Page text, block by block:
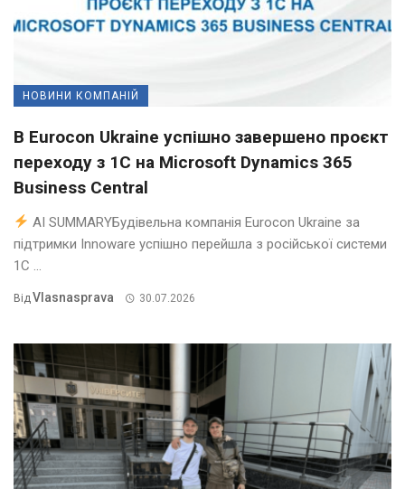
НОВИНИ КОМПАНІЙ
В Eurocon Ukraine успішно завершено проєкт
переходу з 1С на Microsoft Dynamics 365
Business Central
AI SUMMARYБудівельна компанія Eurocon Ukraine за
підтримки Innoware успішно перейшла з російської системи
1С ...
ВідVlasnasprava 30.07.2026